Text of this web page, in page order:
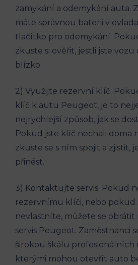
zamykání a odemykání auta.
máte správnou baterii v
tlačítko pro odemykání.
zkuste si ověřit, jestli jste
blízko.
2) Využijte rezervní klíč:
klíč k autu Peugeot, je to
nejrychlejší způsob, jak se
Pokud jste klíč nechali doma
zkuste se s ním spojit a zjistit,
přinést.
3) Kontaktujte servis: Pokud
rezervnímu klíči, nebo pokud
nevlastníte, můžete se
servis Peugeot. Zaměstnanci
širokou škálu profesionálních
kterými mohou otevřít auto